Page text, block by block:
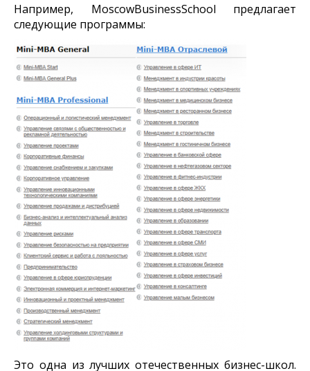
Например, MoscowBusinessSchool предлагает
следующие программы:
Это одна из лучших отечественных бизнес-школ.